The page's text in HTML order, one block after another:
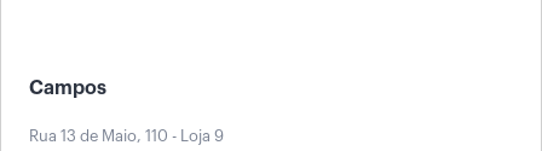
Campos
Rua 13 de Maio, 110 - Loja 9